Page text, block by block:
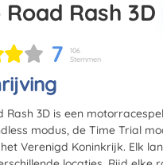
Road Rash 3D
7
106
Stemmen
Rash 3D is een
modus, de Time Trial
Verenigd Koninkrijk. Elk